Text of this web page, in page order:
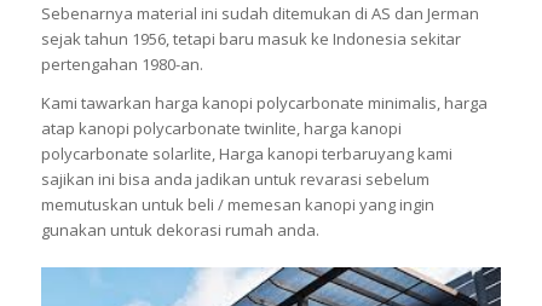
Sebenarnya material ini sudah ditemukan di AS dan Jerman
sejak tahun 1956, tetapi baru masuk ke Indonesia sekitar
pertengahan 1980-an.
Kami tawarkan harga kanopi polycarbonate minimalis, harga
atap kanopi polycarbonate twinlite, harga kanopi
polycarbonate solarlite, Harga kanopi terbaruyang kami
sajikan ini bisa anda jadikan untuk revarasi sebelum
memutuskan untuk beli / memesan kanopi yang ingin
gunakan untuk dekorasi rumah anda.